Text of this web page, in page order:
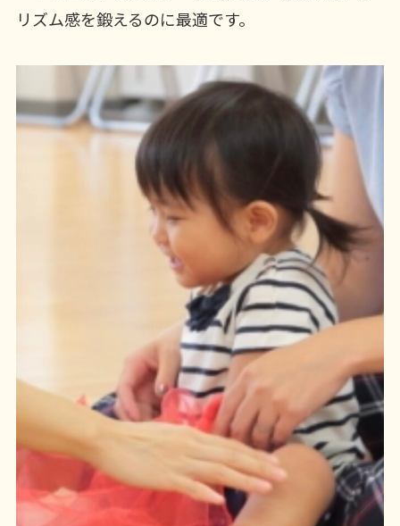
リズム感を鍛えるのに最適です。